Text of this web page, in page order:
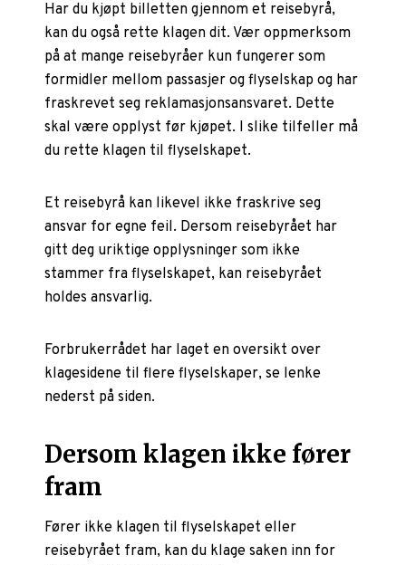
Har du kjøpt billetten gjennom et reisebyrå,
kan du også rette klagen dit. Vær oppmerksom
på at mange reisebyråer kun fungerer som
formidler mellom passasjer og flyselskap og har
fraskrevet seg reklamasjonsansvaret. Dette
skal være opplyst før kjøpet. I slike tilfeller må
du rette klagen til flyselskapet.
Et reisebyrå kan likevel ikke fraskrive seg
ansvar for egne feil. Dersom reisebyrået har
gitt deg uriktige opplysninger som ikke
stammer fra flyselskapet, kan reisebyrået
holdes ansvarlig.
Forbrukerrådet har laget en oversikt over
klagesidene til flere flyselskaper, se lenke
nederst på siden.
Dersom klagen ikke fører
fram
Fører ikke klagen til flyselskapet eller
reisebyrået fram, kan du klage saken inn for